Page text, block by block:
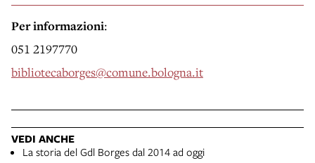
Per informazioni:
051 2197770
bibliotecaborges@comune.bologna.it
VEDI ANCHE
La storia del Gdl Borges dal 2014 ad oggi